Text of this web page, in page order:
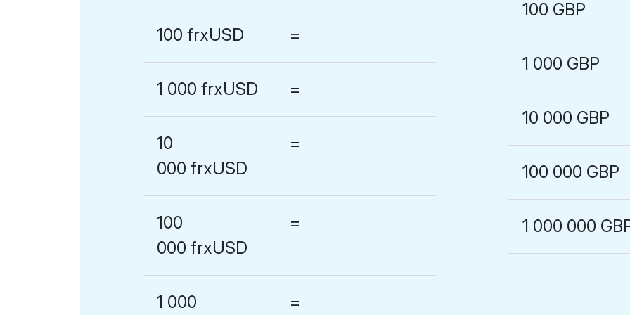
100 frxUSD =
1 000 frxUSD =
10
000 frxUSD
=
100
000 frxUSD
=
1 000 =
100 GBP
1 000 GBP
10 000 GBP
100 000 GBP
1 000 000